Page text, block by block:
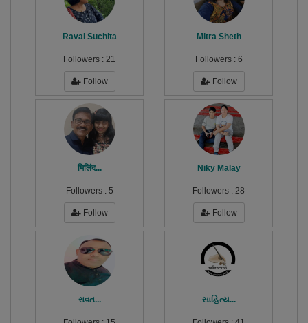
Raval Suchita
Followers : 21
Follow
Mitra Sheth
Followers : 6
Follow
मिलिंद...
Followers : 5
Follow
Niky Malay
Followers : 28
Follow
રાવત... સાહિત્ય...